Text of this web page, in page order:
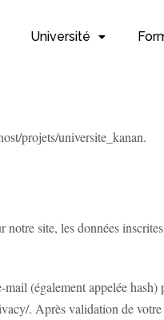
Université
projets/universite_kanan.
notre site, les données
(également appelée
. Après validation de